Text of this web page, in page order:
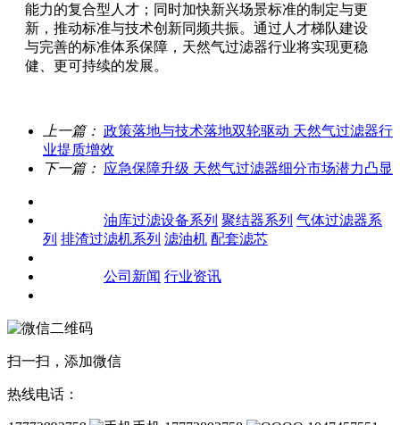
能力的复合型人才；同时加快新兴场景标准的制定与更
新，推动标准与技术创新同频共振。通过人才梯队建设
与完善的标准体系保障，天然气过滤器行业将实现更稳
健、更可持续的发展。
上一篇： 政策落地与技术落地双轮驱动 天然气过滤器行
业提质增效
下一篇： 应急保障升级 天然气过滤器细分市场潜力凸显
油库过滤设备系列 聚结器系列 气体过滤器系
列 排渣过滤机系列 滤油机 配套滤芯
公司新闻 行业资讯
扫一扫，添加微信
热线电话：